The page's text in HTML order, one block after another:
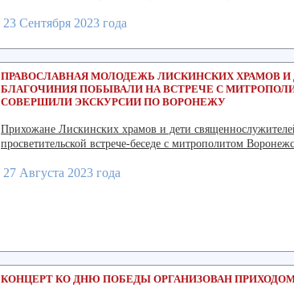
23 Сентября 2023 года
ПРАВОСЛАВНАЯ МОЛОДЕЖЬ ЛИСКИНСКИХ ХРАМОВ
БЛАГОЧИНИЯ ПОБЫВАЛИ НА ВСТРЕЧЕ С
СОВЕРШИЛИ ЭКСКУРСИИ ПО ВОРОНЕЖУ
Прихожане Лискинских храмов и дети
просветительской встрече-беседе с митрополитом
27 Августа 2023 года
КОНЦЕРТ КО ДНЮ ПОБЕДЫ ОРГАНИЗОВАН